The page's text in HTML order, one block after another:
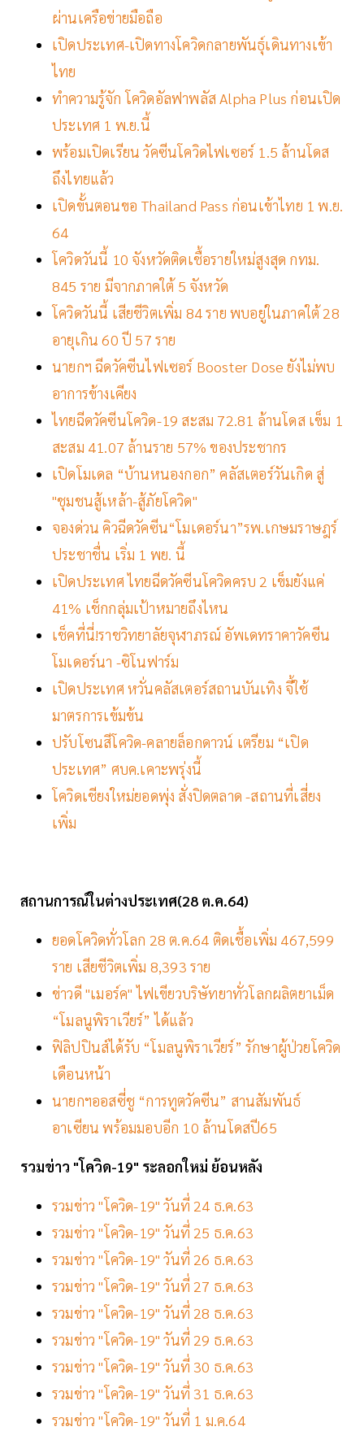
ผ่านเครือข่ายมือถือ
เปิดประเทศ-เปิดทางโควิดกลายพันธุ์เดินทางเข้า
ไทย
ทำความรู้จัก โควิดอัลฟาพลัส Alpha Plus ก่อนเปิด
ประเทศ 1 พ.ย.นี้
พร้อมเปิดเรียน วัคซีนโควิดไฟเซอร์ 1.5 ล้านโดส
ถึงไทยแล้ว
เปิดขั้นตอนขอ Thailand Pass ก่อนเข้าไทย 1 พ.ย.
64
โควิดวันนี้ 10 จังหวัดติดเชื้อรายใหม่สูงสุด กทม.
845 ราย มีจากภาคใต้ 5 จังหวัด
โควิดวันนี้ เสียชีวิตเพิ่ม 84 ราย พบอยู่ในภาคใต้ 28
อายุเกิน 60 ปี 57 ราย
นายกฯ ฉีดวัคซีนไฟเซอร์ Booster Dose ยังไม่พบ
อาการข้างเคียง
ไทยฉีดวัคซีนโควิด-19 สะสม 72.81 ล้านโดส เข็ม 1
สะสม 41.07 ล้านราย 57% ของประชากร
เปิดโมเดล “บ้านหนองกอก” คลัสเตอร์วันเกิด สู่
"ชุมชนสู้เหล้า-สู้ภัยโควิด"
จองด่วน คิวฉีดวัคซีน“โมเดอร์นา”รพ.เกษมราษฎร์
ประชาชื่น เริ่ม 1 พย. นี้
เปิดประเทศ ไทยฉีดวัคซีนโควิดครบ 2 เข็มยังแค่
41% เช็กกลุ่มเป้าหมายถึงไหน
เช็คที่นี่!ราชวิทยาลัยจุฬาภรณ์ อัพเดทราคาวัคซีน
โมเดอร์นา -ซิโนฟาร์ม
เปิดประเทศ หวั่นคลัสเตอร์สถานบันเทิง จี้ใช้
มาตรการเข้มข้น
ปรับโซนสีโควิด-คลายล็อกดาวน์ เตรียม “เปิด
ประเทศ” ศบค.เคาะพรุ่งนี้
โควิดเชียงใหม่ยอดพุ่ง สั่งปิดตลาด -สถานที่เสี่ยง
เพิ่ม
สถานการณ์ในต่างประเทศ(28 ต.ค.64)
ยอดโควิดทั่วโลก 28 ต.ค.64 ติดเชื้อเพิ่ม 467,599
ราย เสียชีวิตเพิ่ม 8,393 ราย
ข่าวดี "เมอร์ค" ไฟเขียวบริษัทยาทั่วโลกผลิตยาเม็ด
“โมลนูพิราเวียร์” ได้แล้ว
ฟิลิปปินส์ได้รับ “โมลนูพิราเวียร์” รักษาผู้ป่วยโควิด
เดือนหน้า
นายกฯออสซี่ชู “การทูตวัคซีน” สานสัมพันธ์
อาเซียน พร้อมมอบอีก 10 ล้านโดสปี65
รวมข่าว "โควิด-19" ระลอกใหม่ ย้อนหลัง
รวมข่าว "โควิด-19" วันที่ 24 ธ.ค.63
รวมข่าว "โควิด-19" วันที่ 25 ธ.ค.63
รวมข่าว "โควิด-19" วันที่ 26 ธ.ค.63
รวมข่าว "โควิด-19" วันที่ 27 ธ.ค.63
รวมข่าว "โควิด-19" วันที่ 28 ธ.ค.63
รวมข่าว "โควิด-19" วันที่ 29 ธ.ค.63
รวมข่าว "โควิด-19" วันที่ 30 ธ.ค.63
รวมข่าว "โควิด-19" วันที่ 31 ธ.ค.63
รวมข่าว "โควิด-19" วันที่ 1 ม.ค.64